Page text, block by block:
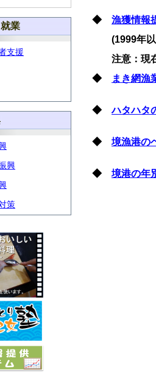
業
支援
興
策
◆
漁獲情報
(1999年以
注意： 現
◆
まき網漁
◆ハタハタ
◆ 境漁港の
◆ 境港の年